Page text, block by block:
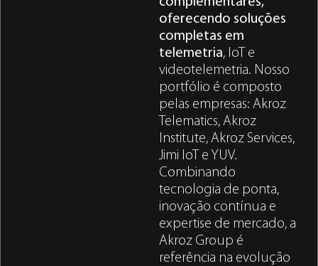
oferecendo soluções
completas em
telemetria, IoT e
videotelemetria. Nosso
portfólio é composto
pelas empresas: Akroz
Telematics, Akroz
Institute, Akroz Services,
Jimi IoT e YUV.
Combinando
tecnologia de ponta,
inovação contínua e
expertise de mercado, a
Akroz Group é
referência na evolução